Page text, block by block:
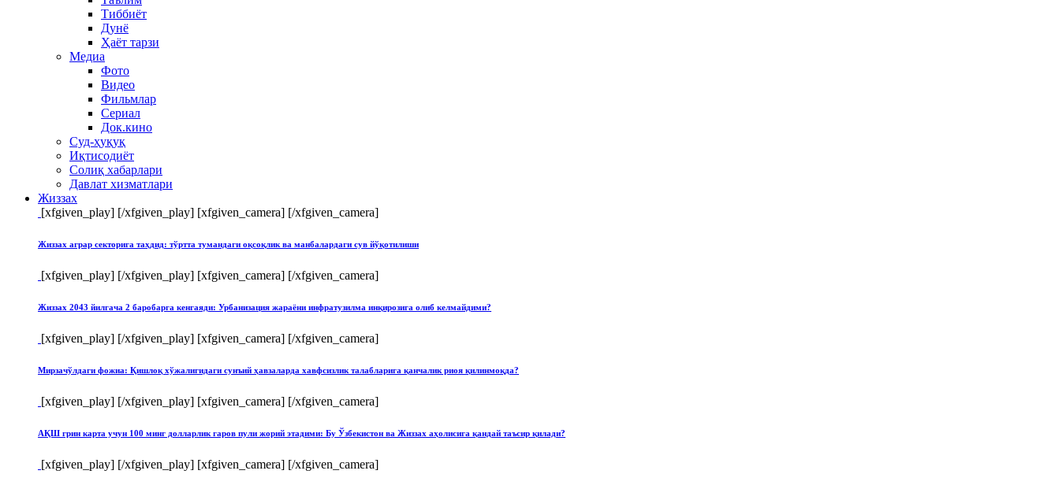
Тиббиёт
Дунё
Ҳаёт тарзи
Медиа
Фото
Видео
Фильмлар
Сериал
Док.кино
Суд-ҳуқуқ
Иқтисодиёт
Солиқ хабарлари
Давлат хизматлари
Жиззах
[xfgiven_play] [/xfgiven_play] [xfgiven_camera] [/xfgiven_camera]
Жиззах аграр секторига таҳдид: тўртта тумандаги оқсоқлик ва манбалардаги сув йўқотилиши
[xfgiven_play] [/xfgiven_play] [xfgiven_camera] [/xfgiven_camera]
Жиззах 2043 йилгача 2 баробарга кенгаяди: Урбанизация жараёни инфратузилма инқирозига олиб келмайдими?
[xfgiven_play] [/xfgiven_play] [xfgiven_camera] [/xfgiven_camera]
Мирзачўлдаги фожиа: Қишлоқ хўжалигидаги сунъий ҳавзаларда хавфсизлик талабларига қанчалик риоя қилинмоқда?
[xfgiven_play] [/xfgiven_play] [xfgiven_camera] [/xfgiven_camera]
АҚШ грин карта учун 100 минг долларлик гаров пули жорий этадими: Бу Ўзбекистон ва Жиззах аҳолисига қандай таъсир қилади?
[xfgiven_play] [/xfgiven_play] [xfgiven_camera] [/xfgiven_camera]